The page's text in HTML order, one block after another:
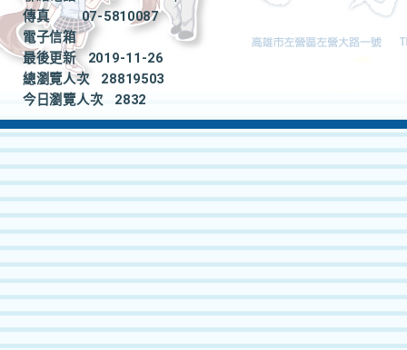
傳真
07-5810087
電子信箱
最後更新
2019-11-26
總瀏覽人次
28819503
今日瀏覽人次
2832